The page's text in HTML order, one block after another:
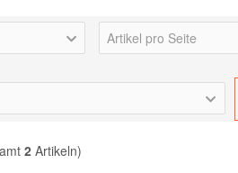
Artikel pro Seite
2 Artikeln)